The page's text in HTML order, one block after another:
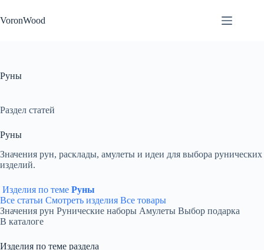
к
сути
VoronWood
Руны
Раздел статей
Руны
Значения рун, расклады, амулеты и идеи для выбора рунических
изделий.
Изделия по теме Руны
Все статьи Смотреть изделия Все товары
Значения рун Рунические наборы Амулеты Выбор подарка
В каталоге
Изделия по теме раздела